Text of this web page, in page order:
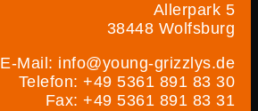
Allerpark 5
38448 Wolfsburg
E-Mail: info@young-grizzlys.de
Telefon: +49 5361 891 83 30
Fax: +49 5361 891 83 31